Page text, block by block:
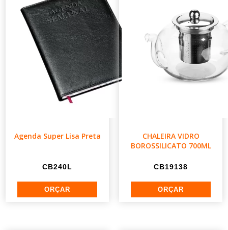
Agenda Super Lisa Preta
CB240L
CHALEIRA VIDRO
BOROSSILICATO 700ML
CB19138